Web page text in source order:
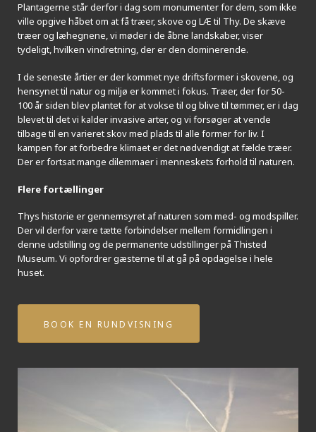
Plantagerne står derfor i dag som monumenter for dem, som ikke
ville opgive håbet om at få træer, skove og LÆ til Thy. De skæve
træer og læhegnene, vi møder i de åbne landskaber, viser
tydeligt, hvilken vindretning, der er den dominerende.
I de seneste årtier er der kommet nye driftsformer i skovene, og
hensynet til natur og miljø er kommet i fokus. Træer, der for 50-
100 år siden blev plantet for at vokse til og blive til tømmer, er i dag
blevet til det vi kalder invasive arter, og vi forsøger at vende
tilbage til en varieret skov med plads til alle former for liv. I
kampen for at forbedre klimaet er det nødvendigt at fælde træer.
Der er fortsat mange dilemmaer i menneskets forhold til naturen.
Flere fortællinger
Thys historie er gennemsyret af naturen som med- og modspiller.
Der vil derfor være tætte forbindelser mellem formidlingen i
denne udstilling og de permanente udstillinger på Thisted
Museum. Vi opfordrer gæsterne til at gå på opdagelse i hele
huset.
BOOK EN RUNDVISNING